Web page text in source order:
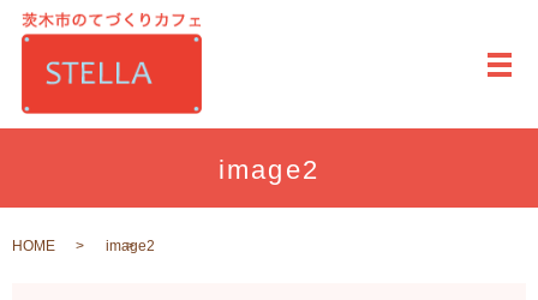
メ
image2
HOME image2